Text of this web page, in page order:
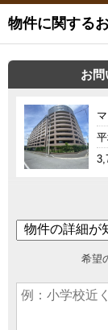
物件に関する
お問
希望